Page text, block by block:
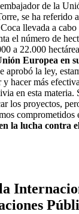
de la
se ha referido
llevada a
el número de
a 22.000
Europea en
aprobó la ley,
hacer más
en esta materia.
los proyectos,
comprometidos
la lucha contra